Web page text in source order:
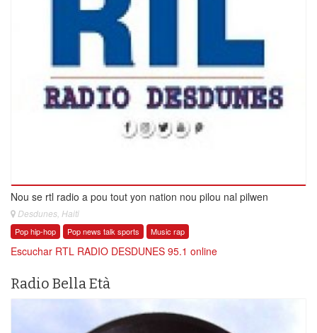
Nou se rtl radio a pou tout yon nation nou pilou nal pilwen
Desdunes, Haiti
Pop hip-hop Pop news talk sports Music rap
Escuchar RTL RADIO DESDUNES 95.1 online
Radio Bella Età